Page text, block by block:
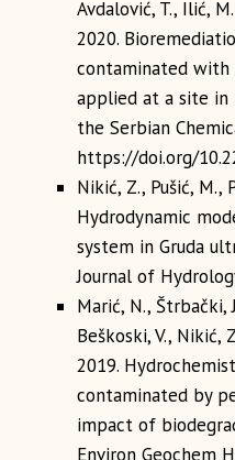
Avdalović, T., Ilić,
2020.
contaminated with
applied at a site in
the Serbian
https://doi.org/
Nikić, Z., Pušić, M.,
Hydrodynamic
system in Gruda
Journal of
Marić, N., Štrbački,
Beškoski, V., Nikić,
2019.
contaminated by
impact of
Environ Geochem